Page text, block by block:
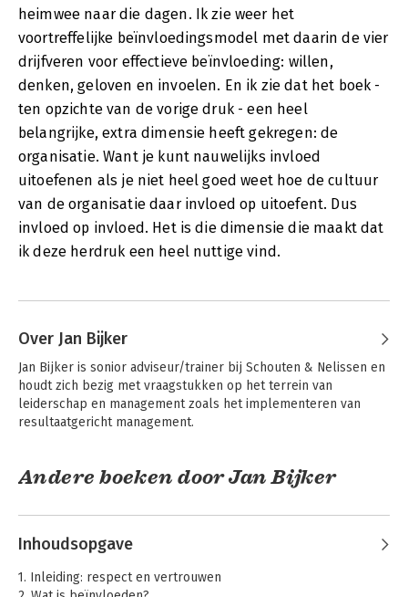
heimwee naar die dagen. Ik zie weer het
voortreffelijke beïnvloedingsmodel met daarin de vier
drijfveren voor effectieve beïnvloeding: willen,
denken, geloven en invoelen. En ik zie dat het boek -
ten opzichte van de vorige druk - een heel
belangrijke, extra dimensie heeft gekregen: de
organisatie. Want je kunt nauwelijks invloed
uitoefenen als je niet heel goed weet hoe de cultuur
van de organisatie daar invloed op uitoefent. Dus
invloed op invloed. Het is die dimensie die maakt dat
ik deze herdruk een heel nuttige vind.
Over Jan Bijker
Jan Bijker is sonior adviseur/trainer bij Schouten & Nelissen en
houdt zich bezig met vraagstukken op het terrein van
leiderschap en management zoals het implementeren van
resultaatgericht management.
Andere boeken door Jan Bijker
Inhoudsopgave
1. Inleiding: respect en vertrouwen